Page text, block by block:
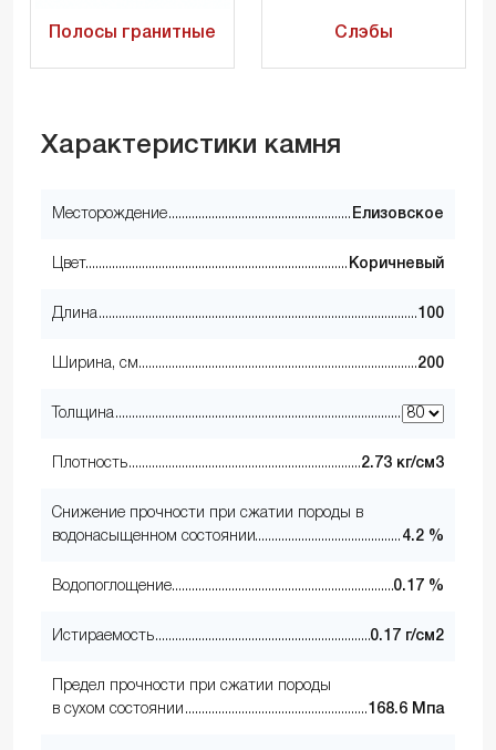
Полосы гранитные Слэбы
Характеристики камня
Месторождение Елизовское
Цвет Коричневый
Длина 100
Ширина, см 200
Толщина
Плотность 2.73 кг/см3
Снижение прочности при сжатии породы в
водонасыщенном состоянии
4.2 %
Водопоглощение 0.17 %
Истираемость 0.17 г/см2
Предел прочности при сжатии породы
в сухом состоянии
168.6 Мпа